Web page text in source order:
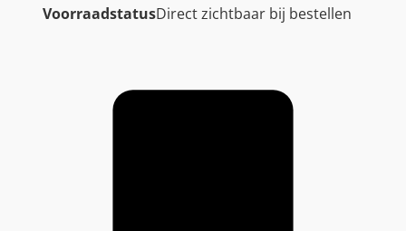
VoorraadstatusDirect zichtbaar bij bestellen